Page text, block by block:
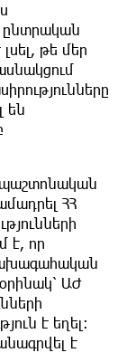
ընտրական
թե մեր
են
պաշտոնական
ՀՀ
է, որ
ԱԺ
է եղել:
է